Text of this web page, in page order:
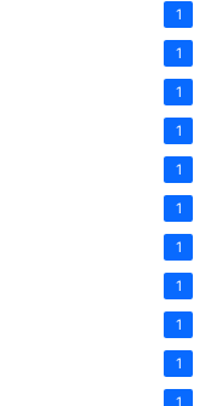
1
1
1
1
1
1
1
1
1
1
1